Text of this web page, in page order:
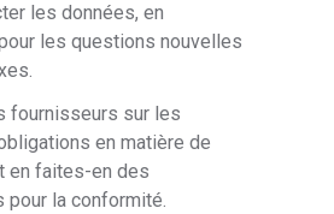
les données, en
les questions nouvelles
fournisseurs sur les
en matière de
en faites-en des
pour la conformité.